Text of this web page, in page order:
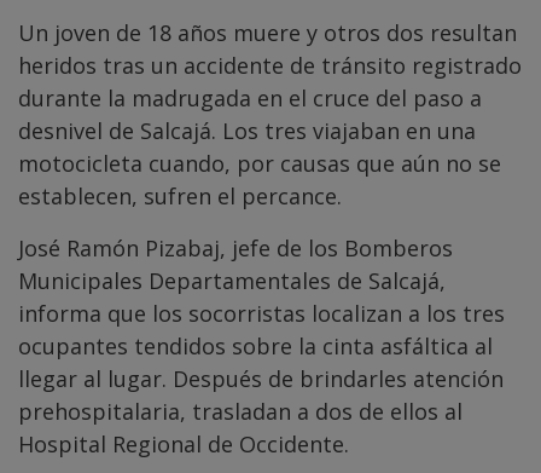
Un joven de 18 años muere y otros dos resultan
heridos tras un accidente de tránsito registrado
durante la madrugada en el cruce del paso a
desnivel de Salcajá. Los tres viajaban en una
motocicleta cuando, por causas que aún no se
establecen, sufren el percance.
José Ramón Pizabaj, jefe de los Bomberos
Municipales Departamentales de Salcajá,
informa que los socorristas localizan a los tres
ocupantes tendidos sobre la cinta asfáltica al
llegar al lugar. Después de brindarles atención
prehospitalaria, trasladan a dos de ellos al
Hospital Regional de Occidente.